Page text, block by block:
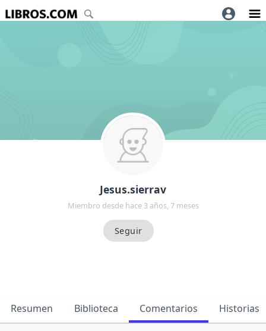
Jesus.sierrav
Miembro desde hace 3 años, 7 meses
Resumen Biblioteca Comentarios Historias